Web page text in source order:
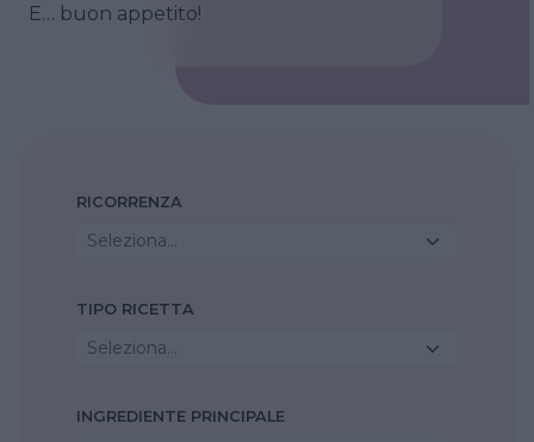
E… buon appetito!
RICORRENZA
Seleziona...
TIPO RICETTA
Seleziona...
INGREDIENTE PRINCIPALE